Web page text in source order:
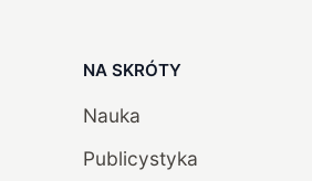
NA SKRÓTY
Nauka
Publicystyka